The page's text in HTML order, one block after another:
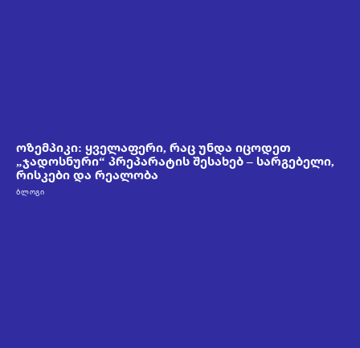
ოზემპიკი: ყველაფერი, რაც უნდა იცოდეთ
„ჯადოსნური“ პრეპარატის შესახებ – სარგებელი,
რისკები და რეალობა
ᲑᲚᲝᲒᲘ